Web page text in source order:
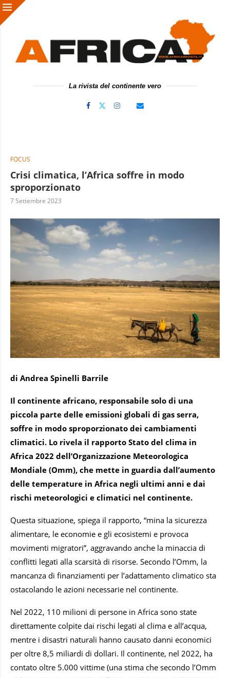
La rivista del continente vero
FOCUS
Crisi climatica, l’Africa soffre in modo
sproporzionato
7 Settembre 2023
di Andrea Spinelli Barrile
Il continente africano, responsabile solo di una
piccola parte delle emissioni globali di gas serra,
soffre in modo sproporzionato dei cambiamenti
climatici. Lo rivela il rapporto Stato del clima in
Africa 2022 dell’Organizzazione Meteorologica
Mondiale (Omm), che mette in guardia dall’aumento
delle temperature in Africa negli ultimi anni e dai
rischi meteorologici e climatici nel continente.
Questa situazione, spiega il rapporto, “mina la sicurezza
alimentare, le economie e gli ecosistemi e provoca
movimenti migratori”, aggravando anche la minaccia di
conflitti legati alla scarsità di risorse. Secondo l’Omm, la
mancanza di finanziamenti per l’adattamento climatico sta
ostacolando le azioni necessarie nel continente.
Nel 2022, 110 milioni di persone in Africa sono state
direttamente colpite dai rischi legati al clima e all’acqua,
mentre i disastri naturali hanno causato danni economici
per oltre 8,5 miliardi di dollari. Il continente, nel 2022, ha
contato oltre 5.000 vittime (una stima che secondo l’Omm